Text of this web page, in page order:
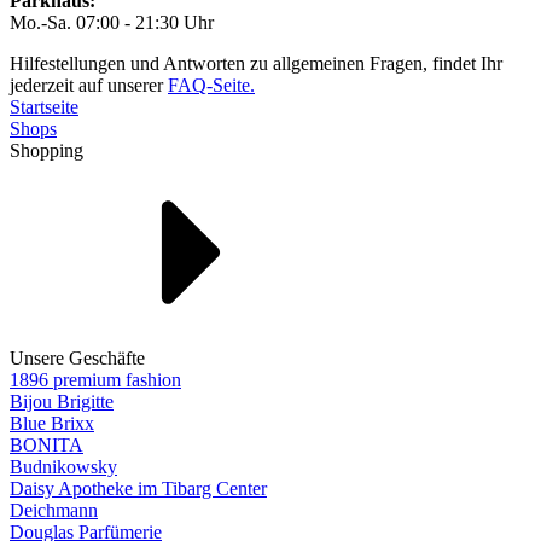
Mo.-Sa. 07:00 - 21:30 Uhr
Hilfestellungen und Antworten zu allgemeinen Fragen, findet Ihr
jederzeit auf unsererFAQ-Seite.
Startseite
Shops
Shopping
Unsere Geschäfte
1896 premium fashion
Bijou Brigitte
Blue Brixx
BONITA
Budnikowsky
Daisy Apotheke im Tibarg Center
Deichmann
Douglas Parfümerie